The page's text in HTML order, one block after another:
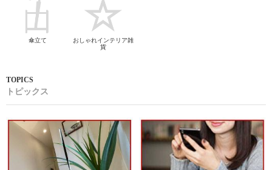
傘立て
おしゃれインテリア雑
貨
トピックス